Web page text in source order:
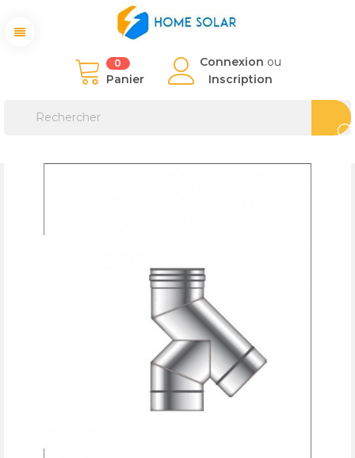
0
Panier
Connexion ou
Inscription